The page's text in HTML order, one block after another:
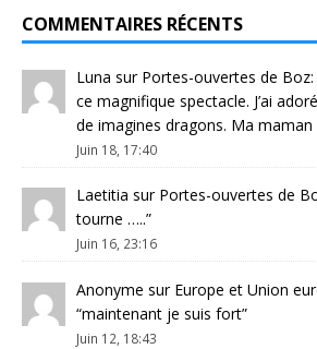
COMMENTAIRES RÉCENTS
Luna sur Portes-ouvertes de Boz:
ce magnifique spectacle. J’ai
de imagines dragons. Ma maman
Juin 18, 17:40
Laetitia sur Portes-ouvertes de
tourne …..”
Juin 16, 23:16
Anonyme sur Europe et Union
“maintenant je suis fort”
Juin 12, 18:43